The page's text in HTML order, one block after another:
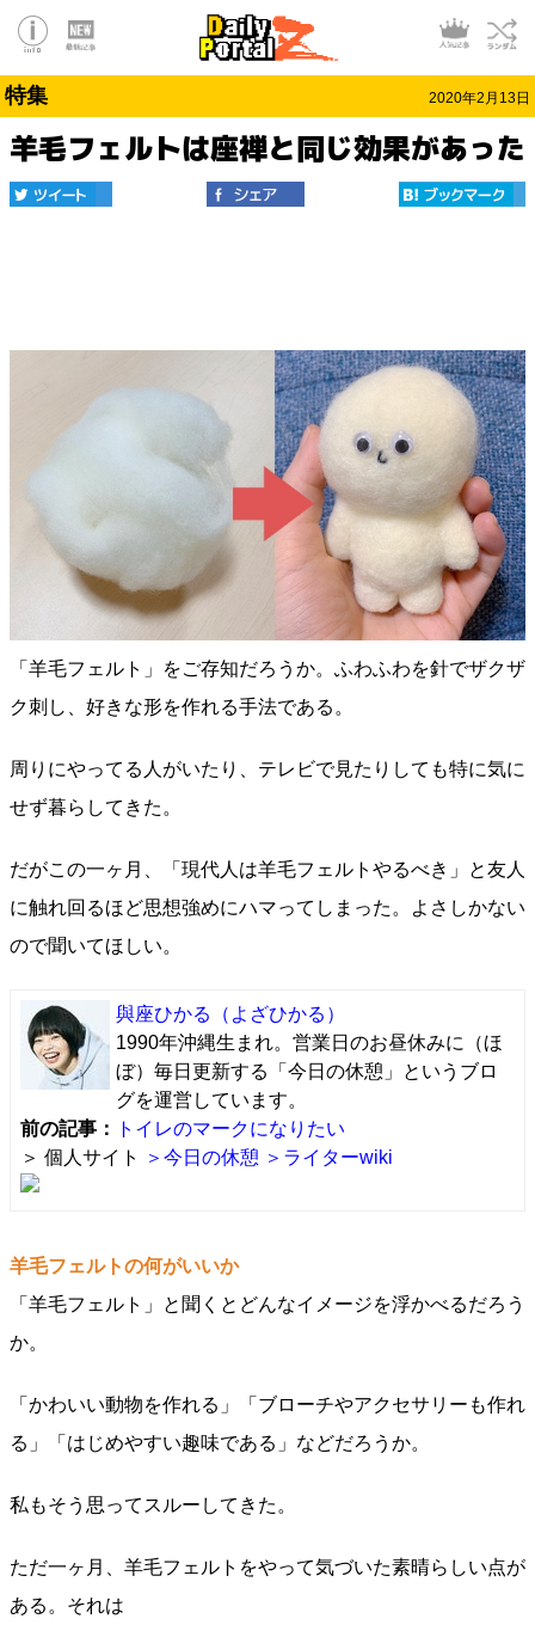
特集 2020年2月13日
羊毛フェルトは座禅と同じ効果があった
「羊毛フェルト」をご存知だろうか。ふわふわを針でザクザ
ク刺し、好きな形を作れる手法である。
周りにやってる人がいたり、テレビで見たりしても特に気に
せず暮らしてきた。
だがこの一ヶ月、「現代人は羊毛フェルトやるべき」と友人
に触れ回るほど思想強めにハマってしまった。よさしかない
ので聞いてほしい。
與座ひかる
（よざひかる）
1990年沖縄生まれ。営業日のお昼休みに（ほ
ぼ）毎日更新する「今日の休憩」というブロ
グを運営しています。
前の記事：
トイレのマークになりたい
＞ 個人サイト
＞今日の休憩 ＞ライターwiki
羊毛フェルトの何がいいか
「羊毛フェルト」と聞くとどんなイメージを浮かべるだろう
か。
「かわいい動物を作れる」「ブローチやアクセサリーも作れ
る」「はじめやすい趣味である」などだろうか。
私もそう思ってスルーしてきた。
ただ一ヶ月、羊毛フェルトをやって気づいた素晴らしい点が
ある。それは